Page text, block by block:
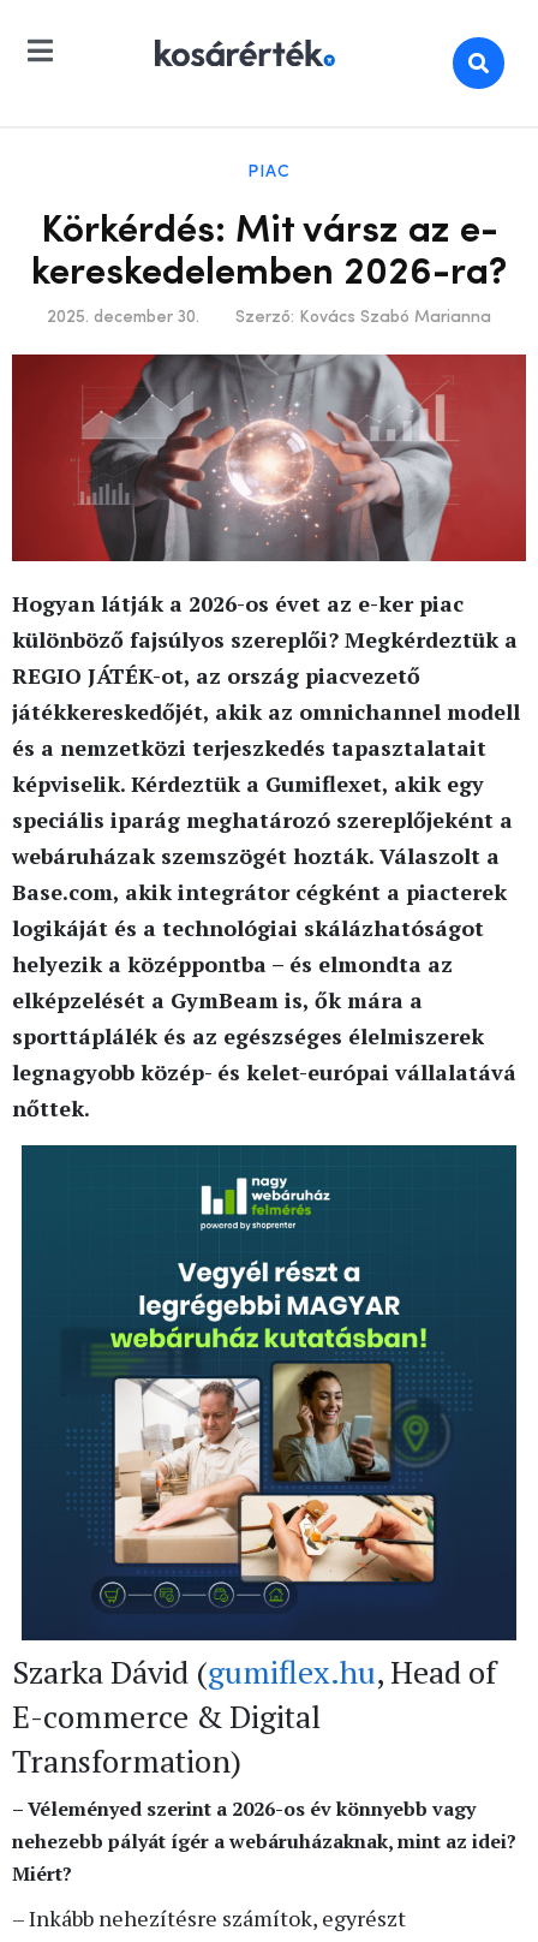
PIAC
Körkérdés: Mit vársz az e-
kereskedelemben 2026-ra?
2025. december 30. Szerző: Kovács Szabó Marianna
Hogyan látják a 2026-os évet az e-ker piac
különböző fajsúlyos szereplői? Megkérdeztük a
REGIO JÁTÉK-ot, az ország piacvezető
játékkereskedőjét, akik az omnichannel modell
és a nemzetközi terjeszkedés tapasztalatait
képviselik. Kérdeztük a Gumiflexet, akik egy
speciális iparág meghatározó szereplőjeként a
webáruházak szemszögét hozták. Válaszolt a
Base.com, akik integrátor cégként a piacterek
logikáját és a technológiai skálázhatóságot
helyezik a középpontba – és elmondta az
elképzelését a GymBeam is, ők mára a
sporttáplálék és az egészséges élelmiszerek
legnagyobb közép- és kelet-európai vállalatává
nőttek.
Szarka Dávid (gumiflex.hu, Head of
E-commerce & Digital
Transformation)
– Véleményed szerint a 2026-os év könnyebb vagy
nehezebb pályát ígér a webáruházaknak, mint az idei?
Miért?
– Inkább nehezítésre számítok, egyrészt